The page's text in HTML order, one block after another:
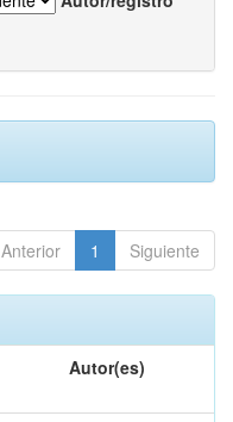
Anterior 1 Siguiente
Autor(es)